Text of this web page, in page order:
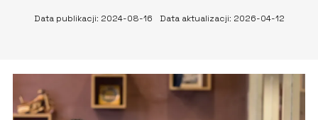
Data publikacji: 2024-08-16 Data aktualizacji: 2026-04-12